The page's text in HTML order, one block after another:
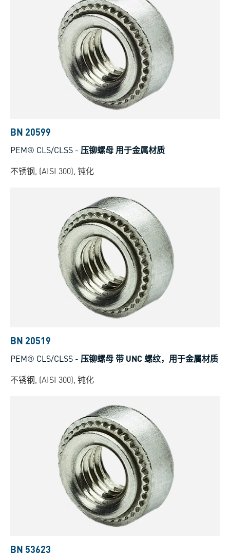
BN 20599
PEM® CLS/CLSS - 压铆螺母 用于金属材质
不锈钢, (AISI 300), 钝化
BN 20519
PEM® CLS/CLSS - 压铆螺母 带 UNC 螺纹，用于金属材质
不锈钢, (AISI 300), 钝化
BN 53623